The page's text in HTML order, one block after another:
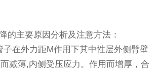
的主要原因分析及注意方法：
子在外力距M作用下其中性层外侧臂壁
减薄,内侧受压应力。作用而增厚，合